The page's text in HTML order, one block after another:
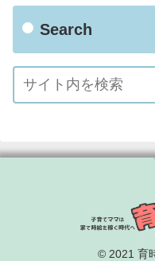
Search
© 2021 育